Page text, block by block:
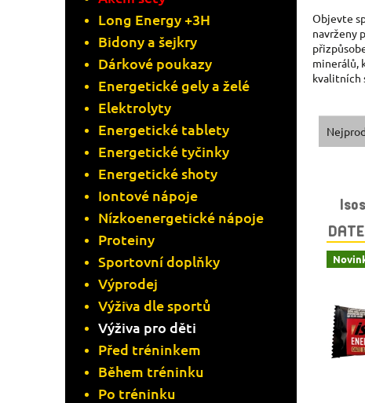
Long Energy +3H
Bidony a šejkry
Dárkové poukazy
Energetické gely a želé
Elektrolyty
Energetické tablety
Energetické tyčinky
Energetické shoty
Iontové nápoje
Nízkoenergetické nápoje
Proteiny
Sportovní doplňky
Výprodej
Výživa dle sportů
Výživa pro děti
Před tréninkem
Během tréninku
Po tréninku
Objevte
navrženy
minerálů,
kvalitních
Ř
E
N
P